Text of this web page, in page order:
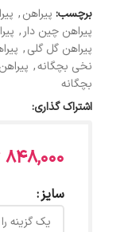
برچسب: پیراهن,
پیراهن چین دار,
پیراهن گل گلی,
نخی بچگانه,
بچگانه
اشتراک گذاری:
848,000
سایز